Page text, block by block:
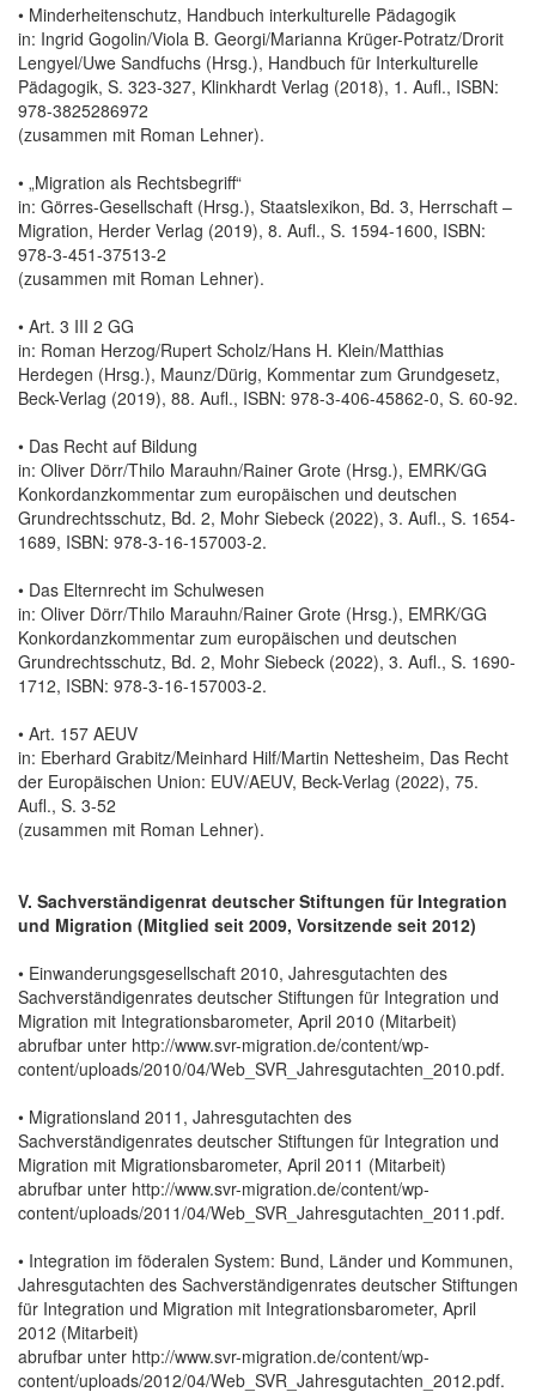
• Minderheitenschutz, Handbuch interkulturelle Pädagogik
in: Ingrid Gogolin/Viola B. Georgi/Marianna Krüger-Potratz/Drorit
Lengyel/Uwe Sandfuchs (Hrsg.), Handbuch für Interkulturelle
Pädagogik, S. 323-327, Klinkhardt Verlag (2018), 1. Aufl., ISBN:
978-3825286972
(zusammen mit Roman Lehner).
• „Migration als Rechtsbegriff“
in: Görres-Gesellschaft (Hrsg.), Staatslexikon, Bd. 3, Herrschaft –
Migration, Herder Verlag (2019), 8. Aufl., S. 1594-1600, ISBN:
978-3-451-37513-2
(zusammen mit Roman Lehner).
• Art. 3 III 2 GG
in: Roman Herzog/Rupert Scholz/Hans H. Klein/Matthias
Herdegen (Hrsg.), Maunz/Dürig, Kommentar zum Grundgesetz,
Beck-Verlag (2019), 88. Aufl., ISBN: 978-3-406-45862-0, S. 60-92.
• Das Recht auf Bildung
in: Oliver Dörr/Thilo Marauhn/Rainer Grote (Hrsg.), EMRK/GG
Konkordanzkommentar zum europäischen und deutschen
Grundrechtsschutz, Bd. 2, Mohr Siebeck (2022), 3. Aufl., S. 1654-
1689, ISBN: 978-3-16-157003-2.
• Das Elternrecht im Schulwesen
in: Oliver Dörr/Thilo Marauhn/Rainer Grote (Hrsg.), EMRK/GG
Konkordanzkommentar zum europäischen und deutschen
Grundrechtsschutz, Bd. 2, Mohr Siebeck (2022), 3. Aufl., S. 1690-
1712, ISBN: 978-3-16-157003-2.
• Art. 157 AEUV
in: Eberhard Grabitz/Meinhard Hilf/Martin Nettesheim, Das Recht
der Europäischen Union: EUV/AEUV, Beck-Verlag (2022), 75.
Aufl., S. 3-52
(zusammen mit Roman Lehner).
V. Sachverständigenrat deutscher Stiftungen für Integration
und Migration (Mitglied seit 2009, Vorsitzende seit 2012)
• Einwanderungsgesellschaft 2010, Jahresgutachten des
Sachverständigenrates deutscher Stiftungen für Integration und
Migration mit Integrationsbarometer, April 2010 (Mitarbeit)
abrufbar unter http://www.svr-migration.de/content/wp-
content/uploads/2010/04/Web_SVR_Jahresgutachten_2010.pdf.
• Migrationsland 2011, Jahresgutachten des
Sachverständigenrates deutscher Stiftungen für Integration und
Migration mit Migrationsbarometer, April 2011 (Mitarbeit)
abrufbar unter http://www.svr-migration.de/content/wp-
content/uploads/2011/04/Web_SVR_Jahresgutachten_2011.pdf.
• Integration im föderalen System: Bund, Länder und Kommunen,
Jahresgutachten des Sachverständigenrates deutscher Stiftungen
für Integration und Migration mit Integrationsbarometer, April
2012 (Mitarbeit)
abrufbar unter http://www.svr-migration.de/content/wp-
content/uploads/2012/04/Web_SVR_Jahresgutachten_2012.pdf.